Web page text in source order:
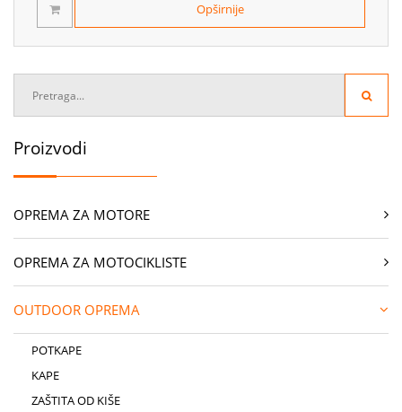
Opširnije
Proizvodi
OPREMA ZA MOTORE
OPREMA ZA MOTOCIKLISTE
OUTDOOR OPREMA
POTKAPE
KAPE
ZAŠTITA OD KIŠE